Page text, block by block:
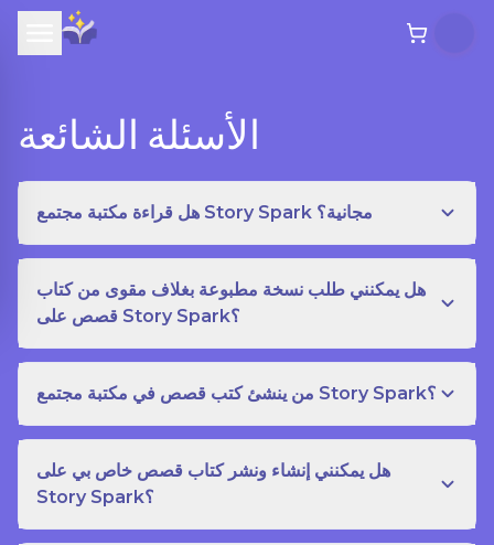
الأسئلة الشائعة
هل قراءة مكتبة مجتمع Story Spark مجانية؟
هل يمكنني طلب نسخة مطبوعة بغلاف مقوى من كتاب
قصص على Story Spark؟
من ينشئ كتب قصص في مكتبة مجتمع Story Spark؟
هل يمكنني إنشاء ونشر كتاب قصص خاص بي على
Story Spark؟